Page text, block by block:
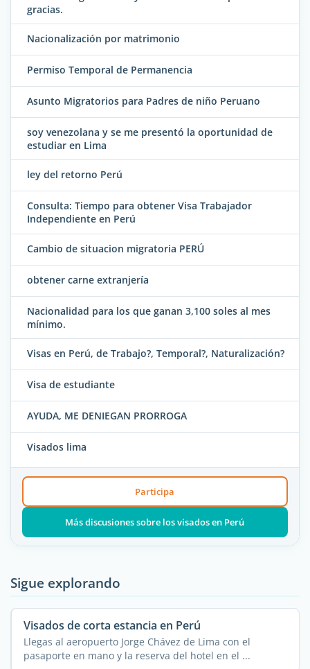
gracias.
Nacionalización por matrimonio
Permiso Temporal de Permanencia
Asunto Migratorios para Padres de niño Peruano
soy venezolana y se me presentó la oportunidad de
estudiar en Lima
ley del retorno Perú
Consulta: Tiempo para obtener Visa Trabajador
Independiente en Perú
Cambio de situacion migratoria PERÚ
obtener carne extranjería
Nacionalidad para los que ganan 3,100 soles al mes
mínimo.
Visas en Perú, de Trabajo?, Temporal?, Naturalización?
Visa de estudiante
AYUDA, ME DENIEGAN PRORROGA
Visados lima
Participa
Más discusiones sobre los visados en Perú
Sigue explorando
Visados de corta estancia en Perú
Llegas al aeropuerto Jorge Chávez de Lima con el
pasaporte en mano y la reserva del hotel en el ...